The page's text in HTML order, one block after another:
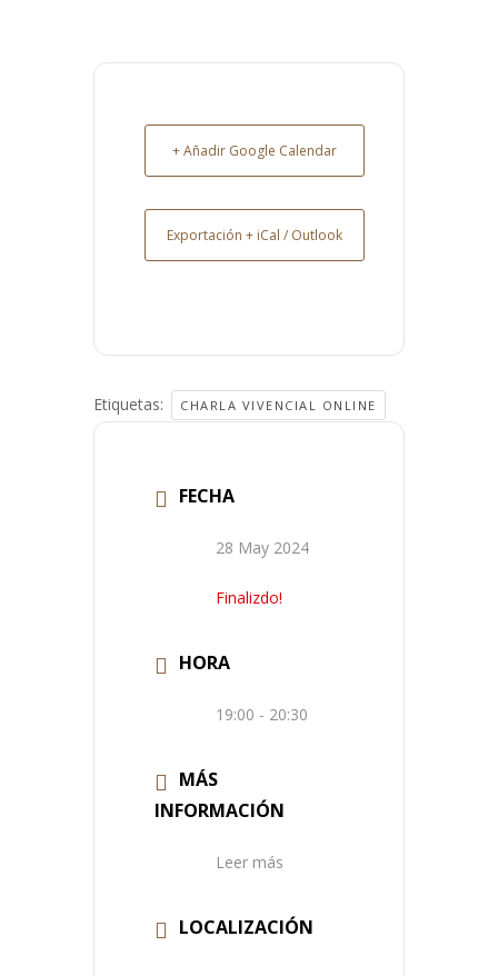
+ Añadir Google Calendar
Exportación + iCal / Outlook
Etiquetas: CHARLA VIVENCIAL ONLINE
FECHA
28 May 2024
Finalizdo!
HORA
19:00 - 20:30
MÁS
INFORMACIÓN
Leer más
LOCALIZACIÓN